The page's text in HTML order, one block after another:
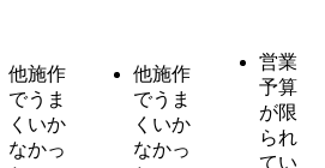
他施作
でうま
くいか
なかっ
他施作
でうま
くいか
なかっ
営業
予算
が限
られ
てい